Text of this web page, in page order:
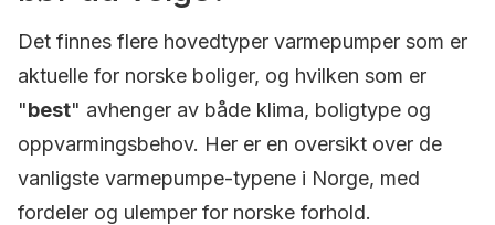
Det finnes flere hovedtyper varmepumper som er
aktuelle for norske boliger, og hvilken som er
"best" avhenger av både klima, boligtype og
oppvarmingsbehov. Her er en oversikt over de
vanligste varmepumpe-typene i Norge, med
fordeler og ulemper for norske forhold.